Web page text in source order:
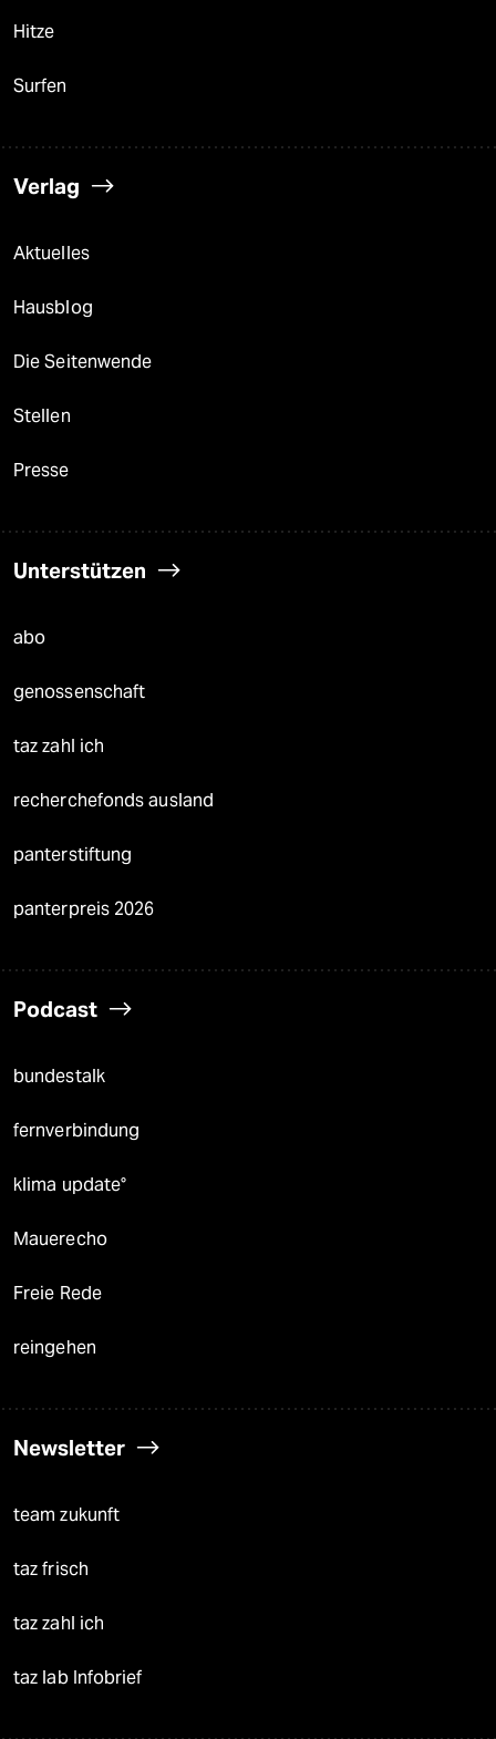
Hitze
Surfen
Verlag
Aktuelles
Hausblog
Die Seitenwende
Stellen
Presse
Unterstützen
abo
genossenschaft
taz zahl ich
recherchefonds ausland
panterstiftung
panterpreis 2026
Podcast
bundestalk
fernverbindung
klima update°
Mauerecho
Freie Rede
reingehen
Newsletter
team zukunft
taz frisch
taz zahl ich
taz lab Infobrief